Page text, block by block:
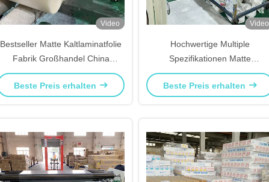
Video
Bestseller Matte Kaltlaminatfolie
Fabrik Großhandel China
Lieferant
Beste Preis erhalten
Video
Hochwertige Multiple
Spezifikationen Matte
Kaltlaminiert Film Fabrik
angepasst
Beste Preis erhalten